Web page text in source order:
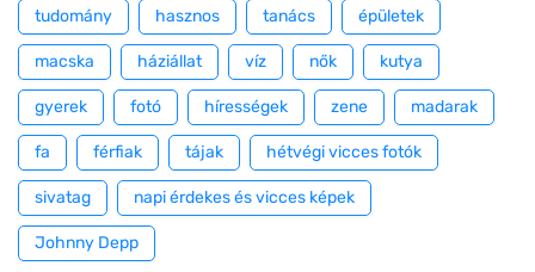
tudomány hasznos tanács épületek
macska háziállat víz nők kutya
gyerek fotó hírességek zene madarak
fa férfiak tájak hétvégi vicces fotók
sivatag napi érdekes és vicces képek
Johnny Depp